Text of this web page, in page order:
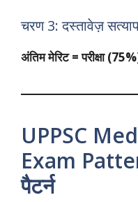
चरण 3: दस्तावेज़
अंतिम मेरिट = परीक्षा
UPPSC
Exam
पैटर्न